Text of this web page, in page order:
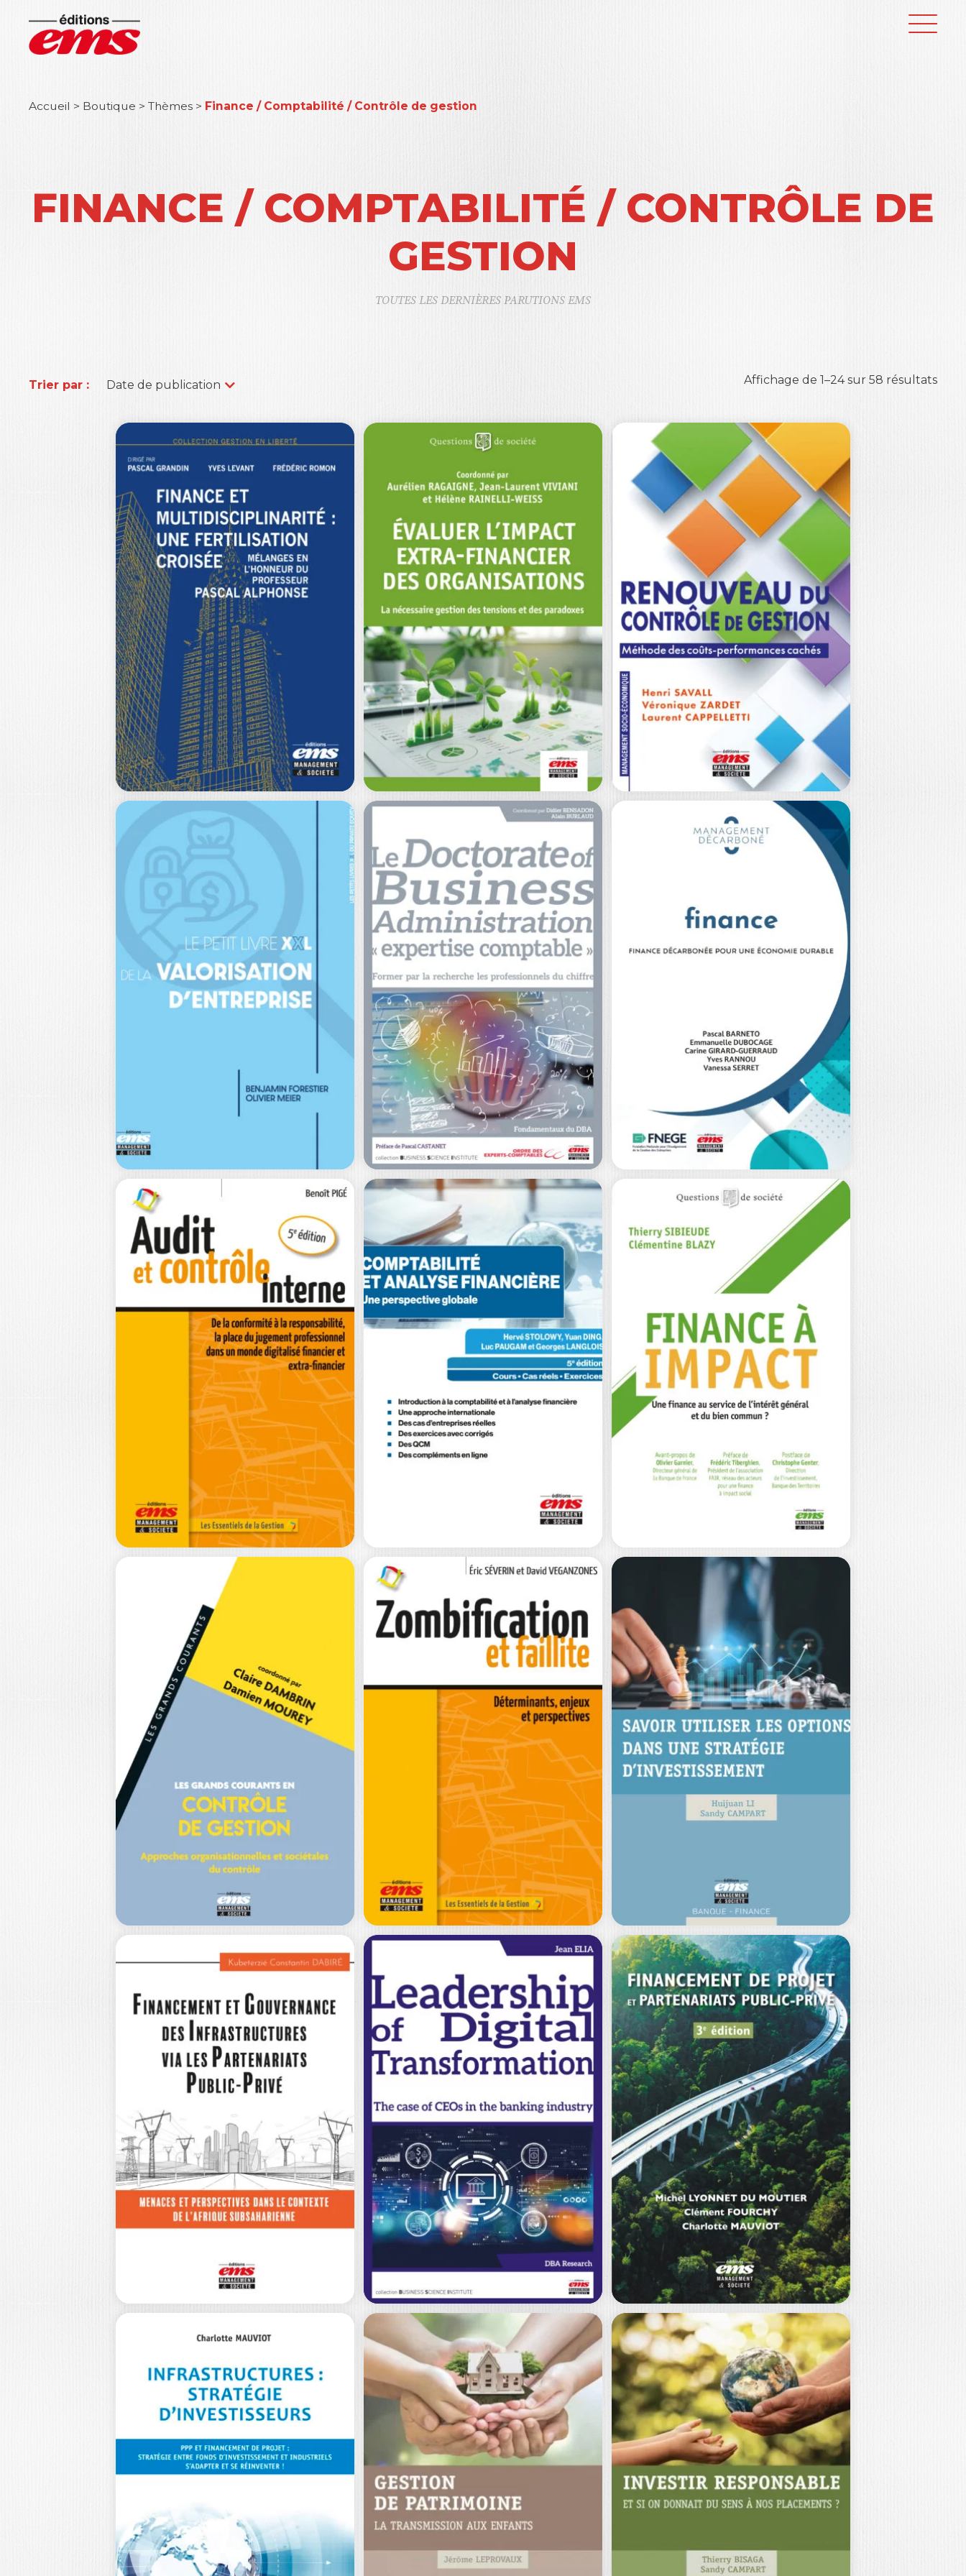
Accueil > Boutique > Thèmes > Finance / Comptabilité / Contrôle de gestion
FINANCE / COMPTABILITÉ / CONTRÔLE DE
GESTION
TOUTES LES DERNIÈRES PARUTIONS EMS
Affichage de 1–24 sur 58 résultats
Trier par :
FINANCE ET
MULTIDISCIPLINA
RITÉ : UNE
FERTILISATION…
Si le champ de recherche du
Professeur Pascal Alphonse, issu de sa
ÉVALUER
L’IMPACT EXTRA-
FINANCIER DES
ORGANISATIONS
AURÉLIEN RAGAIGNE|
JEAN-LAURENT VIVIANI|
HÉLÈNE RAINELLI-WEISS
Ouvrage labellisé FNEGE (2026),
catégorie « Ouvrage de Recherche
Collectif » L’évaluation extra-
financière…
25,00 €
RENOUVEAU DU
CONTRÔLE DE
VÉRONIQUE ZARDET|
LAURENT CAPPELLETTI
L’enjeu du contrôle de gestion socio-
économique est d’améliorer la prise de
34,00 €
LE PETIT LIVRE
XXL DE LA…
BENJAMIN FORESTIER|
OLIVIER MEIER
Faites-vous une opinion sur la valeur
de n’importe quelle entreprise, même
18,00€
LE DOCTORATE
OF BUSINESS
ADMINISTRATION
« EXPERTISE…
DIDIER BENSADON|
ALAIN BURLAUD
Ouvrage labellisé FNEGE (2026),
catégorie « Ouvrage de Recherche
20,00€
FINANCE
PASCAL BARNETO |
EMMANUELLE DUBOCAGE|
CARINE GIRARD-GUERRAUD|
YVES RANNOU
ouvrage en management – Catégorie :
RSE…
AUDIT ET
CONTRÔLE
INTERNE – 5E…
BENOÎT PIGÉ
Dans une économie mondialisée, où
les relations sociales se distendent et
où les…
COMPTABILITÉ ET
ANALYSE
FINANCIÈRE (5E
EDITION)
HERVÉ STOLOWY|YUAN DING
LUC PAUGAM |GEORGES LANGLOIS
Ouvrage labellisé FNEGE (2025),
catégorie « Manuel de l'enseignement
supérieur » Comptabilité et…
49,90€
FINANCE À
IMPACT
CLÉMENTINE BLAZY
LES GRANDS
COURANTS EN
CONTRÔLE DE…
CLAIRE DAMBRIN |
DAMIEN MOUREY
Ouvrage labellisé FNEGE (2024),
catégorie "Ouvrage de Recherche
Collectif" Le domaine du contrôle…
ZOMBIFICATION
DÉTERMINANTS,
ENJEUX…
ÉRIC SÉVERIN|
DAVID VEGANZONES
Ouvrage labellisé FNEGE (2024),
catégorie "Manuel de l’Enseignement
Supérieur" « Zombification » et…
25,00€
SAVOIR UTILISER
LES OPTIONS
DANS UNE…
HUIJUAN LI SANDY CAMPART
Pour un investisseur, privé comme
professionnel, l’option, loin d’être un
produit purement spéculatif,…
14,00€
FINANCEMENT ET
GOUVERNANCE
INFRASTRUCTURE
S VIA…
KUBETERZIÉ CONSTANTIN DABIRE
LEADERSHIP OF
DIGITAL
TRANSFORMATIO
N
FINANCEMENT DE
PROJET ET
PARTENARIATS
PUBLIC-PRIVÉ…
CHARLOTTE MAUVIOT